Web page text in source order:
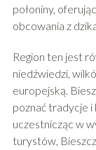
połoniny,
obcowania z
Region ten jest
niedźwiedzi,
europejską.
poznać tradycje i
uczestnicząc w
turystów,